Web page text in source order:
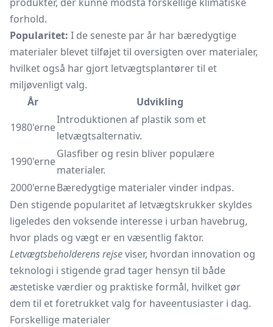
forhold.
Popularitet: I de seneste par år har bæredygtige
materialer blevet tilføjet til oversigten over materialer,
hvilket også har gjort letvægtsplantører til et
miljøvenligt valg.
År
Udvikling
1980'erne
Introduktionen af plastik som et
letvægtsalternativ.
1990'erne
Glasfiber og resin bliver populære
materialer.
2000'erneBæredygtige materialer vinder indpas.
Den stigende popularitet af letvægtskrukker skyldes
ligeledes den voksende interesse i urban havebrug,
hvor plads og vægt er en væsentlig faktor.
Letvægtsbeholderens rejseviser, hvordan innovation og
teknologi i stigende grad tager hensyn til både
æstetiske værdier og praktiske formål, hvilket gør
dem til et foretrukket valg for haveentusiaster i dag.
Forskellige materialer